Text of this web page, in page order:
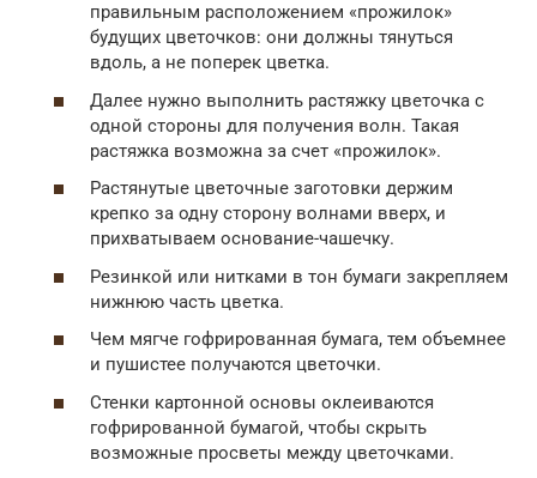
правильным расположением «прожилок»
будущих цветочков: они должны тянуться
вдоль, а не поперек цветка.
Далее нужно выполнить растяжку цветочка с
одной стороны для получения волн. Такая
растяжка возможна за счет «прожилок».
Растянутые цветочные заготовки держим
крепко за одну сторону волнами вверх, и
прихватываем основание-чашечку.
Резинкой или нитками в тон бумаги закрепляем
нижнюю часть цветка.
Чем мягче гофрированная бумага, тем объемнее
и пушистее получаются цветочки.
Стенки картонной основы оклеиваются
гофрированной бумагой, чтобы скрыть
возможные просветы между цветочками.